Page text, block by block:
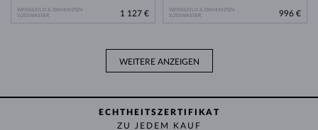
WEISSGOLD & DIAMANTEN
SÜSSWASSER
1 127 €
WEISSGOLD & DIAMANTEN
SÜSSWASSER
996 €
WEITERE ANZEIGEN
ECHTHEITSZERTIFIKAT
ZU JEDEM KAUF